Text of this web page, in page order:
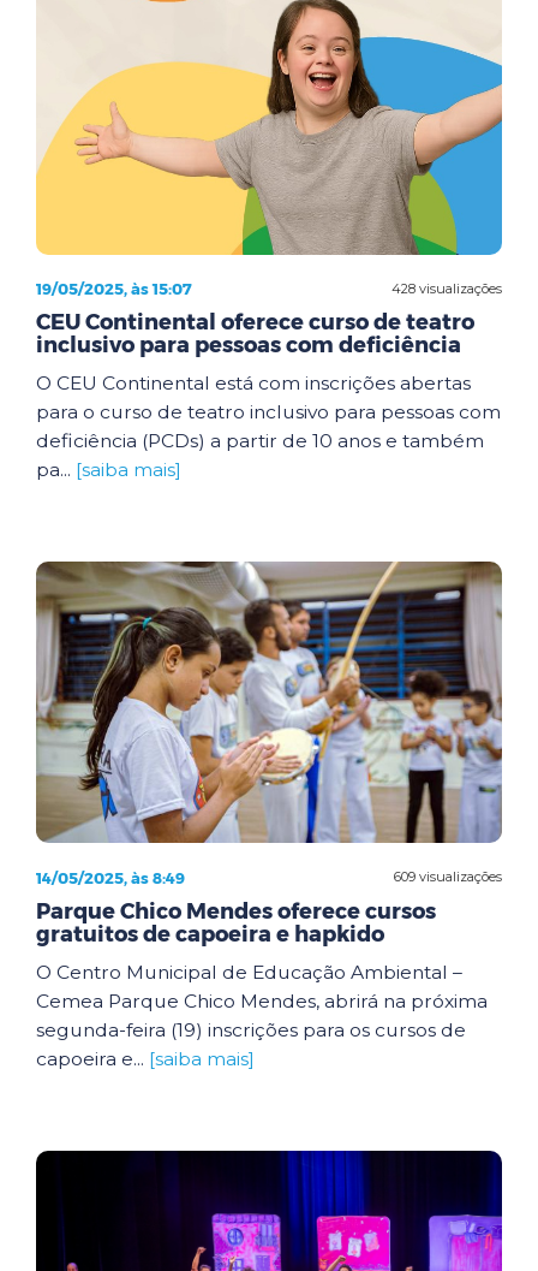
428 visualizações
19/05/2025, às 15:07
CEU Continental oferece curso de teatro
inclusivo para pessoas com deficiência
O CEU Continental está com inscrições abertas
para o curso de teatro inclusivo para pessoas com
deficiência (PCDs) a partir de 10 anos e também
pa... [saiba mais]
609 visualizações
14/05/2025, às 8:49
Parque Chico Mendes oferece cursos
gratuitos de capoeira e hapkido
O Centro Municipal de Educação Ambiental –
Cemea Parque Chico Mendes, abrirá na próxima
segunda-feira (19) inscrições para os cursos de
capoeira e... [saiba mais]